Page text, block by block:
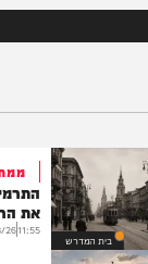
בית המדרש
את הרב
07/08/26